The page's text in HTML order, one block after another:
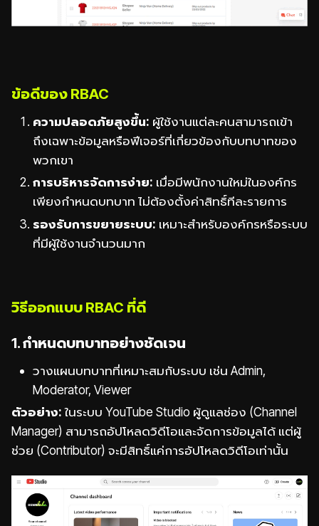
ข้อดีของ RBAC
ความปลอดภัยสูงขึ้น: ผู้ใช้งานแต่ละคนสามารถเข้า
ถึงเฉพาะข้อมูลหรือฟีเจอร์ที่เกี่ยวข้องกับบทบาทของ
พวกเขา
การบริหารจัดการง่าย: เมื่อมีพนักงานใหม่ในองค์กร
เพียงกำหนดบทบาท ไม่ต้องตั้งค่าสิทธิ์ทีละรายการ
รองรับการขยายระบบ: เหมาะสำหรับองค์กรหรือระบบ
ที่มีผู้ใช้งานจำนวนมาก
วิธีออกแบบ RBAC ที่ดี
1. กำหนดบทบาทอย่างชัดเจน
วางแผนบทบาทที่เหมาะสมกับระบบ เช่น Admin,
Moderator, Viewer
ตัวอย่าง:ในระบบ YouTube Studio ผู้ดูแลช่อง (Channel
Manager) สามารถอัปโหลดวิดีโอและจัดการข้อมูลได้ แต่ผู้
ช่วย (Contributor) จะมีสิทธิ์แค่การอัปโหลดวิดีโอเท่านั้น